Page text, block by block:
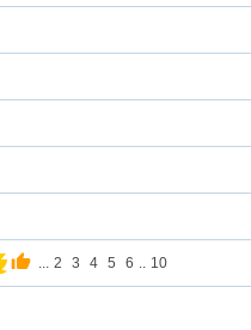
... 2 3 4 5 6 .. 10